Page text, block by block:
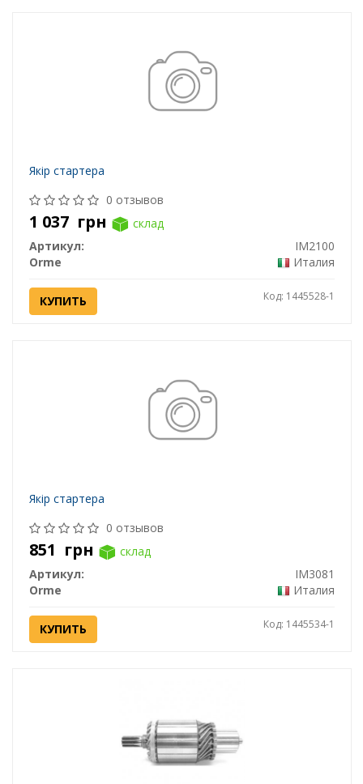
Якір стартера
0 отзывов
1 037 грн
склад
Артикул:
IM2100
Orme
Италия
КУПИТЬ Код: 1445528-1
Якір стартера
0 отзывов
851 грн
склад
Артикул:
IM3081
Orme
Италия
КУПИТЬ Код: 1445534-1